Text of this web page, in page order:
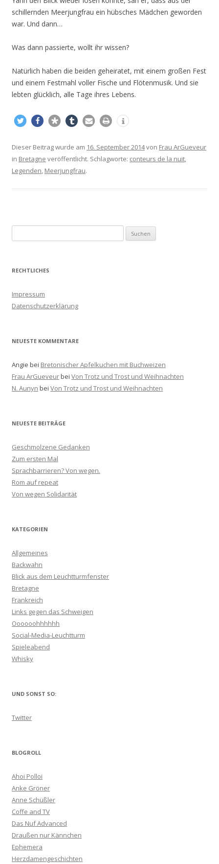
schillernden Meerjungfrau ein hübsches Mädchen geworden
war. Und dann…
Was dann passierte, wollt ihr wissen?
Natürlich haben die beiden geheiratet, mit einem großen Fest
und einem Festmahl voller Fische und Flötenmusik. Und sie
lebten glücklich, alle Tage ihres Lebens.
Dieser Beitrag wurde am 16. September 2014von Frau ArGueveur
in Bretagne veröffentlicht. Schlagworte: conteurs de la nuit,
Legenden, Meerjungfrau.
u
h
n
a
:
RECHTLICHES
Impressum
Datenschutzerklärung
NEUESTE KOMMENTARE
Angie bei Bretonischer Apfelkuchen mit Buchweizen
Frau ArGueveurbei Von Trotz und Trost und Weihnachten
N. Aunyn bei Von Trotz und Trost und Weihnachten
NEUESTE BEITRÄGE
Geschmolzene Gedanken
Zum ersten Mal
Sprachbarrieren? Von wegen.
Rom auf repeat
Von wegen Solidarität
KATEGORIEN
Allgemeines
Backwahn
Blick aus dem Leuchtturmfenster
Bretagne
Frankreich
Links gegen das Schweigen
Oooooohhhhhh
Social-Media-Leuchtturm
Spieleabend
Whisky
UND SONST SO:
Twitter
BLOGROLL
Ahoi Polloi
Anke Gröner
Anne Schüßler
Coffe and TV
Das Nuf Advanced
Draußen nur Kännchen
Ephemera
Herzdamengeschichten